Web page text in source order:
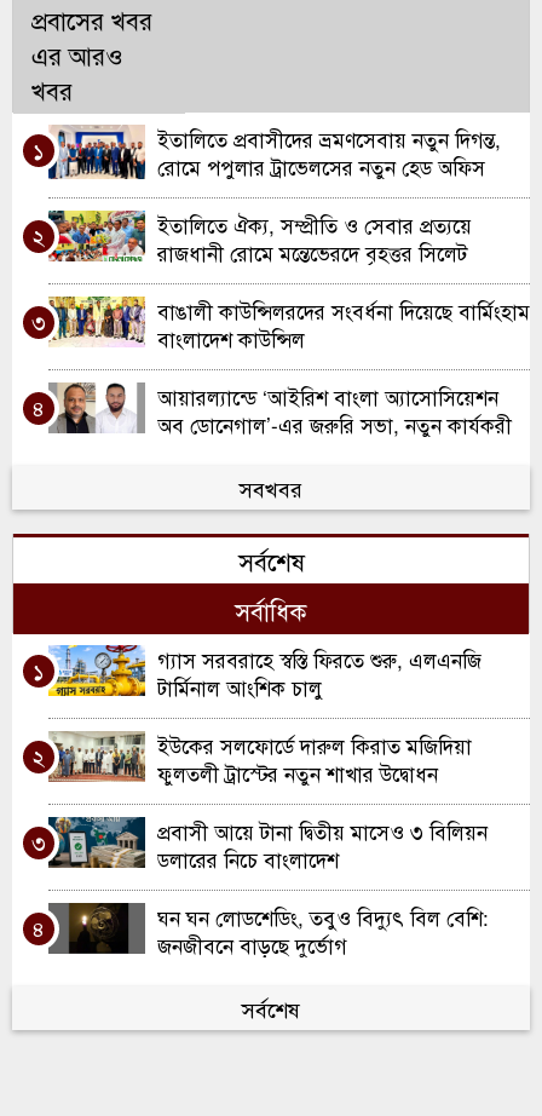
প্রবাসের খবর
এর আরও
খবর
১
ইতালিতে প্রবাসীদের ভ্রমণসেবায় নতুন দিগন্ত,
রোমে পপুলার ট্রাভেলসের নতুন হেড অফিস
উদ্বোধন
২
ইতালিতে ঐক্য, সম্প্রীতি ও সেবার প্রত্যয়ে
রাজধানী রোমে মন্তেভেরদে বৃহত্তর সিলেট
সমিতির যাত্রা
৩
বাঙালী কাউন্সিলরদের সংবর্ধনা দিয়েছে বার্মিংহাম
বাংলাদেশ কাউন্সিল
৪
আয়ারল্যান্ডে ‘আইরিশ বাংলা অ্যাসোসিয়েশন
অব ডোনেগাল’-এর জরুরি সভা, নতুন কার্যকরী
ওয়ালসলে কিরণ বালতির উদ্যোগে কাউন্সিলর
দিলু মিয়াকে সংবর্ধনা
৬
রচডেল আনজুমানে আল ইসলাহ’র বার্ষিক
সাধারণ সভা ও নির্বাচন
৭
স্কুল ইন্সপেকশনে অসাধারণ স্বীকৃতি ; দারুল
হাদিস লতিফিয়ার ঐতিহাসিক সাফল্য উদযাপন
৮
স্পোর্টস টু ওয়ার্ক প্রেসেন্ট ইউ বি এ স্যাটেলাইট
ব্যাডমিন্টন টুর্নামেন্ট অনুষ্ঠিত
৯
ওয়ালসালে ন্যাশনাল ডাবল ক্যারম
টুর্নামেন্ট-২০২৬
১০
ইউনাইটেড ব্যাডমমিন্ট ক্লাব বার্মিংহামের দ্বৈত
ব্যাডমিন্টন প্রতিযোগিতা
সবখবর
সর্বশেষ
সর্বাধিক
১
গ্যাস সরবরাহে স্বস্তি ফিরতে শুরু, এলএনজি
টার্মিনাল আংশিক চালু
২
ইউকের সলফোর্ডে দারুল কিরাত মজিদিয়া
ফুলতলী ট্রাস্টের নতুন শাখার উদ্বোধন
৩
প্রবাসী আয়ে টানা দ্বিতীয় মাসেও ৩ বিলিয়ন
ডলারের নিচে বাংলাদেশ
৪
ঘন ঘন লোডশেডিং, তবুও বিদ্যুৎ বিল বেশি:
জনজীবনে বাড়ছে দুর্ভোগ
৫ আগস্ট ২০২৪: আন্দোলন থেকে ক্ষমতার
পরিবর্তন—বাংলাদেশের ইতিহাসের এক সন্ধিক্ষণ
সর্বশেষ